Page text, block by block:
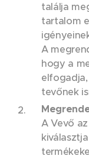
találja
tartalom
A
hogy a
tevőnek
A Vevő